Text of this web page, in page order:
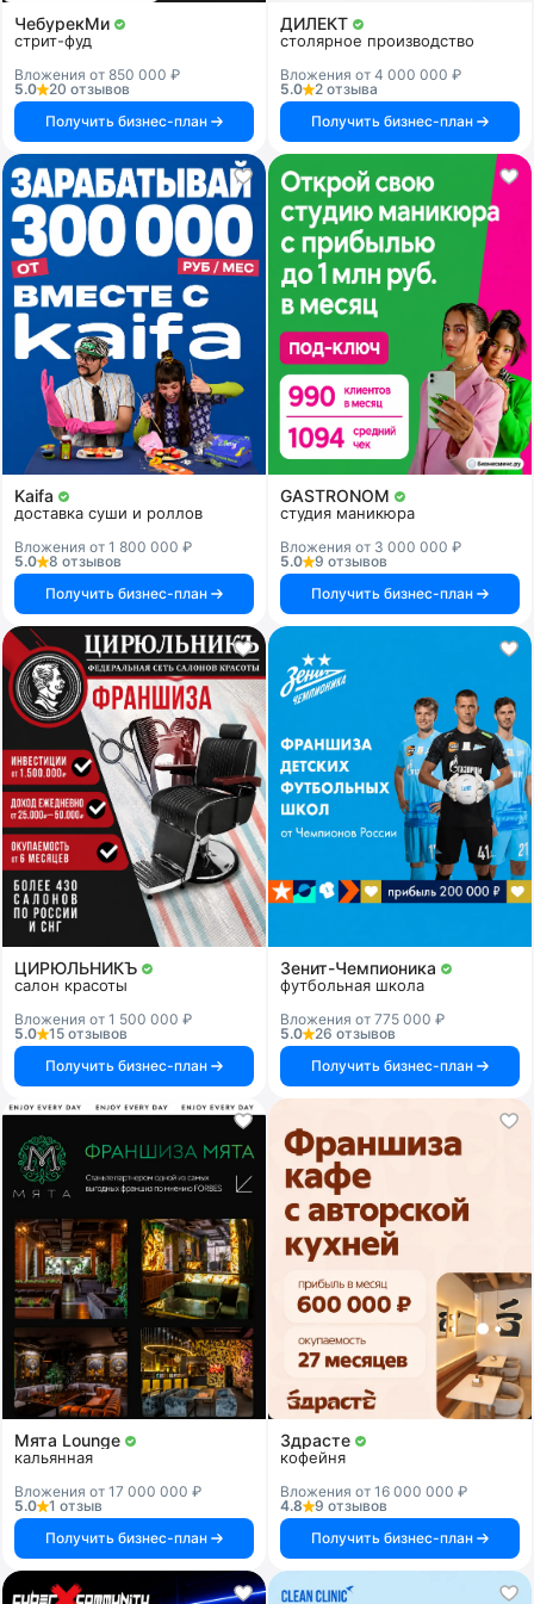
ЧебурекМи
стрит-фуд
Вложения от 850 000 ₽
5.0
20 отзывов
Получить бизнес-план
ДИЛЕКТ
столярное производство
Вложения от 4 000 000 ₽
5.0
2 отзыва
Получить бизнес-план
Kaifa
доставка суши и роллов
Вложения от 1 800 000 ₽
5.0
8 отзывов
Получить бизнес-план
GASTRONOM
студия маникюра
Вложения от 3 000 000 ₽
5.0
9 отзывов
Получить бизнес-план
ЦИРЮЛЬНИКЪ
салон красоты
Вложения от 1 500 000 ₽
5.0
15 отзывов
Получить бизнес-план
Зенит-Чемпионика
футбольная школа
Вложения от 775 000 ₽
5.0
26 отзывов
Получить бизнес-план
Мята Lounge
кальянная
Вложения от 17 000 000 ₽
5.0
1 отзыв
Получить бизнес-план
Здрасте
кофейня
Вложения от 16 000 000 ₽
4.8
9 отзывов
Получить бизнес-план